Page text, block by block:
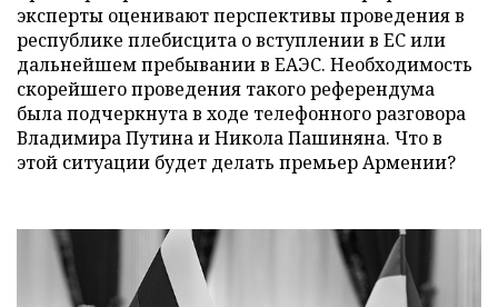
эксперты оценивают перспективы проведения в
республике плебисцита о вступлении в ЕС или
дальнейшем пребывании в ЕАЭС. Необходимость
скорейшего проведения такого референдума
была подчеркнута в ходе телефонного разговора
Владимира Путина и Никола Пашиняна. Что в
этой ситуации будет делать премьер Армении?